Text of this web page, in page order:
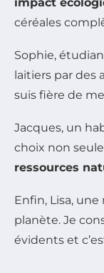
céréales
Sophie,
laitiers par des
suis fière de
Jacques, un
choix non
ressources
Enfin, Lisa,
planète. Je
évidents et